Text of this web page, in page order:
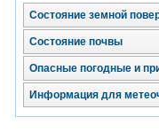
Состояние земной
Состояние почвы
Опасные погодные и
Информация для